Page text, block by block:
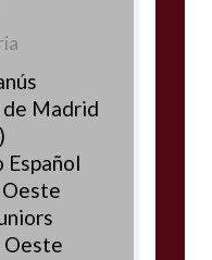
Madrid
Oeste
Oeste